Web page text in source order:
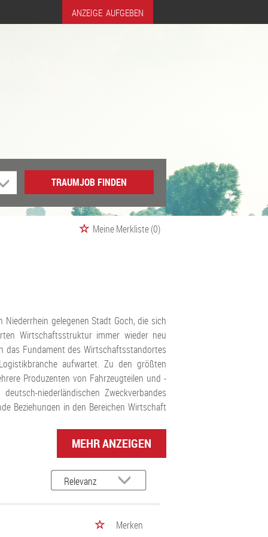
ANZEIGE AUFGEBEN
TRAUMJOB FINDEN
Meine Merkliste(0)
gelegenen Stadt Goch, die sich
Wirtschaftsstruktur immer wieder neu
das Fundament des Wirtschaftsstandortes
aufwartet. Zu den größten
Produzenten von Fahrzeugteilen und -
niederländischen Zweckverbandes
Beziehungen in den Bereichen Wirtschaft
welche die Stadt einerseits mit den
erschließen sowohl das Stadtgebiet
MEHR ANZEIGEN
Merken